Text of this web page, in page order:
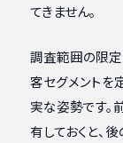
てきません。
調査範囲の限定
客セグメントを
実な姿勢です。
有しておくと、